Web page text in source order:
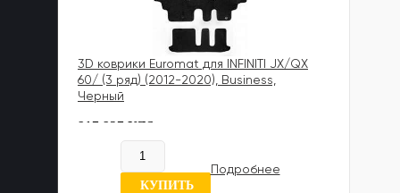
3D коврики Euromat для INFINITI JX/QX
60/ (3 ряд) (2012-2020), Business,
Черный
817 837 UZS
В наличии
0 отзывов
КУПИТЬ
Подробнее